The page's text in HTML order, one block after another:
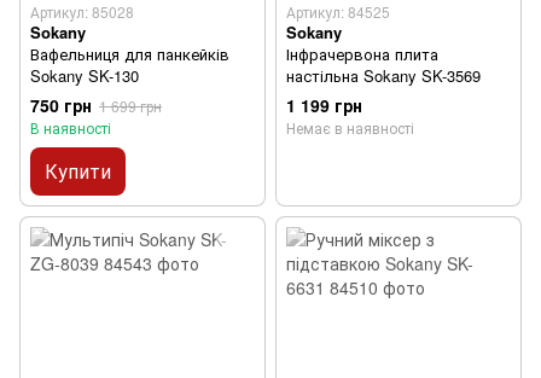
Артикул: 85028
Sokany
Вафельниця для панкейків
Sokany SK-130
750 грн 1 699 грн
В наявності
Купити
Артикул: 84525
Sokany
Інфрачервона плита
настільна Sokany SK-3569
1 199 грн
Немає в наявності